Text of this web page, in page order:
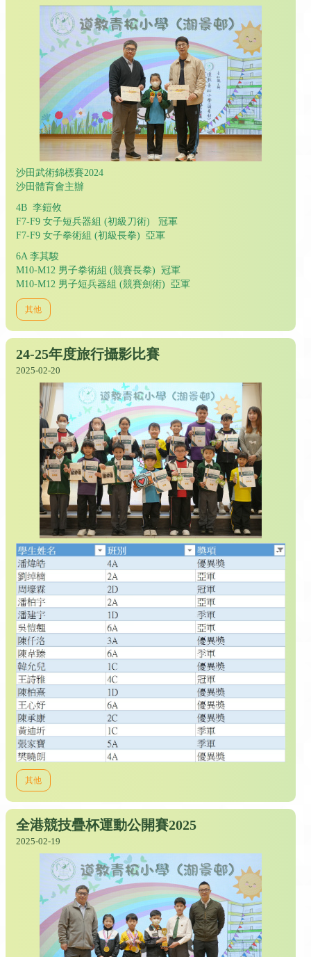
沙田武術錦標賽2024
沙田體育會主辦
4B 李鎧攸
F7-F9 女子短兵器組 (初級刀術) 冠軍
F7-F9 女子拳術組 (初級長拳) 亞軍
6A 李其駿
M10-M12 男子拳術組 (競賽長拳) 冠軍
M10-M12 男子短兵器組 (競賽劍術) 亞軍
其他
24-25年度旅行攝影比賽
2025-02-20
其他
全港競技疊杯運動公開賽2025
2025-02-19